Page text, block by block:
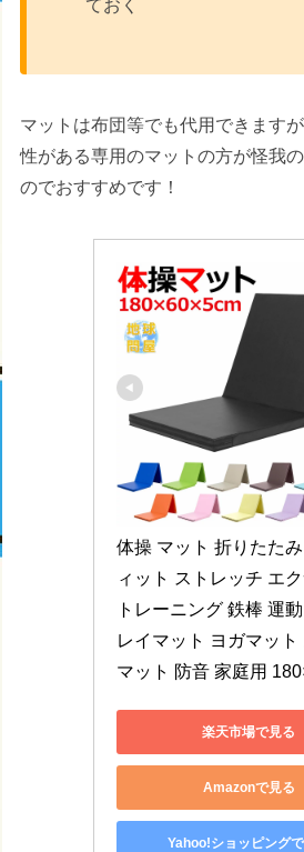
ておく
マットは布団等でも代用できます
性がある専用のマットの方が怪我
のでおすすめです！
体操 マット 折りたた
ィット ストレッチ エ
トレーニング 鉄棒 運
レイマット ヨガマット
マット 防音 家庭用
楽天市場で見る
Amazonで見る
Yahoo!ショッピング